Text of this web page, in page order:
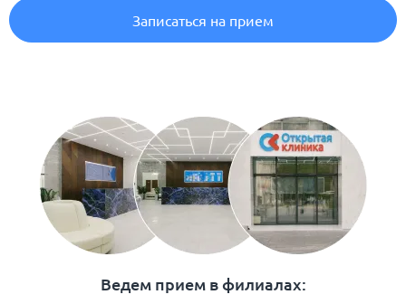
Ведем прием в филиалах:
Записаться на прием